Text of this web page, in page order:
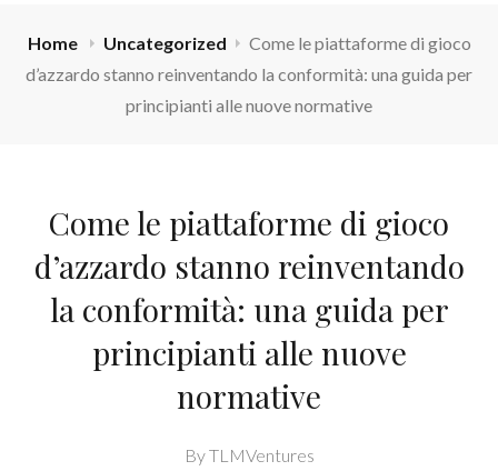
Home Uncategorized
Come le piattaforme di gioco
d’azzardo stanno reinventando la conformità: una guida per
principianti alle nuove normative
Come le piattaforme di gioco
d’azzardo stanno reinventando
la conformità: una guida per
principianti alle nuove
normative
ByTLMVentures